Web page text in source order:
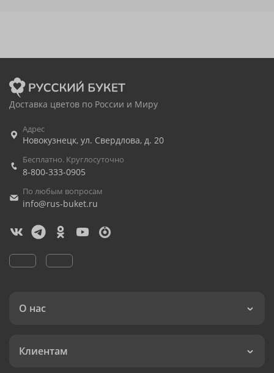
Доставка цветов по России и Миру
Адрес
Новокузнецк, ул. Свердлова, д. 20
Бесплатно. Круглосуточно
8-800-333-0905
По любым вопросам
info@rus-buket.ru
О нас
Клиентам